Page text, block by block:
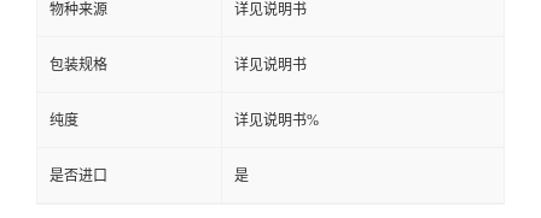
物种来源 详见说明书
包装规格 详见说明书
纯度 详见说明书%
是否进口 是